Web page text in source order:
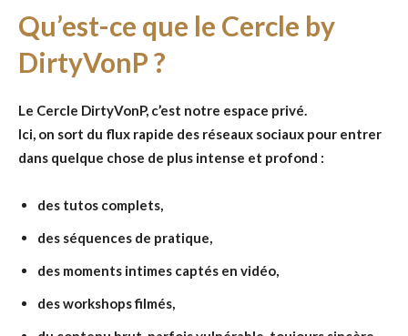
Qu’est-ce que le Cercle by
DirtyVonP ?
Le Cercle DirtyVonP, c’est notre espace privé.
Ici, on sort du flux rapide des réseaux sociaux pour entrer
dans quelque chose de plus intense et profond :
des tutos complets,
des séquences de pratique,
des moments intimes captés en vidéo,
des workshops filmés,